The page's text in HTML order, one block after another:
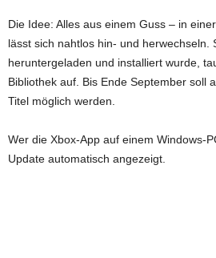
Die Idee: Alles aus einem Guss – in
lässt sich nahtlos hin- und herwechseln.
heruntergeladen und installiert wurde,
Bibliothek auf. Bis Ende September soll
Titel möglich werden.
Wer die Xbox-App auf einem Windows-
Update automatisch angezeigt.